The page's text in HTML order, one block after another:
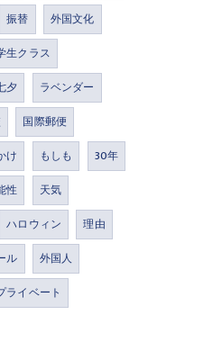
振替
外国文化
生クラス
夕
ラベンダー
国際郵便
け もしも
30年
性
天気
ハロウィン
理由
ル
外国人
ライベート